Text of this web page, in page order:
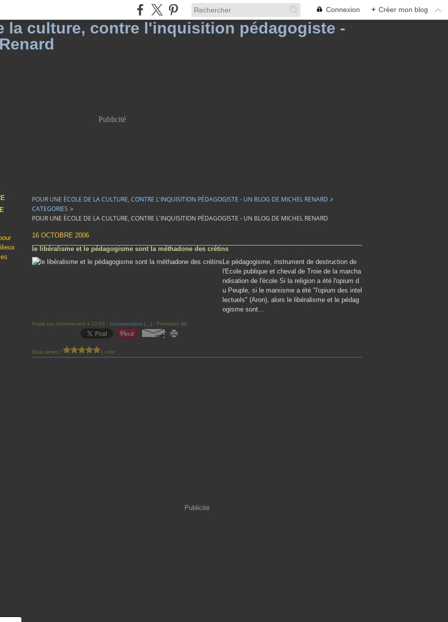
Connexion + Créer mon blog
Publicité
POUR UNE ÉCOLE DE LA CULTURE, CONTRE L'INQUISITION PÉDAGOGISTE - UN BLOG DE MICHEL RENARD >
CATEGORIES >
POUR UNE ÉCOLE DE LA CULTURE, CONTRE L'INQUISITION PÉDAGOGISTE - UN BLOG DE MICHEL RENARD
16 OCTOBRE 2006
le libéralisme et le pédagogisme sont la méthadone des crétins
Le pédagogisme, instrument de destruction de
l'Ecole publique et cheval de Troie de la marcha
ndisation de l'école Si la religion a été l'opium d
u Peuple, si le marxisme a été "l'opium des intel
lectuels" (Aron), alors le libéralisme et le pédag
ogisme sont...
Posté par michelrenard à 22:53 - Commentaires [ ] - Permalien [#]
Vous aimez ? 1 vote
Publicité